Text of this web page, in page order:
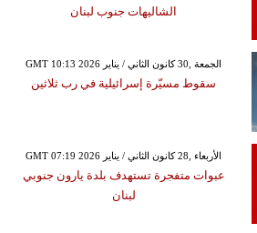
الشاليهات جنوب لبنان
GMT 10:13 2026 الجمعة ,30 كانون الثاني / يناير
سقوط مسيّرة إسرائيلية في رب ثلاثين
GMT 07:19 2026 الأربعاء ,28 كانون الثاني / يناير
عبوات متفجرة تستهدف بلدة يارون جنوبي
لبنان